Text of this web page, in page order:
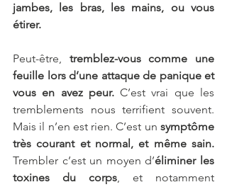
jambes, les bras, les mains, ou vous
étirer.
Peut-être, tremblez-vous comme une
feuille lors d’une attaque de panique et
vous en avez peur. C’est vrai que les
tremblements nous terrifient souvent.
Mais il n’en est rien. C’est un symptôme
très courant et normal, et même sain.
Trembler c’est un moyen d’éliminer les
toxines du corps, et notamment